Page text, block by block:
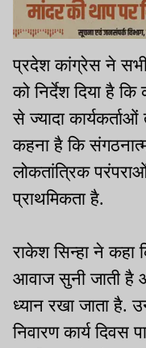
प्रदेश कांग्रेस ने सभी
को निर्देश दिया है कि
से ज्यादा
कहना है कि
लोकतांत्रिक
प्राथमिकता है.
राकेश सिन्हा ने कहा
आवाज सुनी जाती है
ध्यान रखा जाता है.
निवारण कार्य दिवस